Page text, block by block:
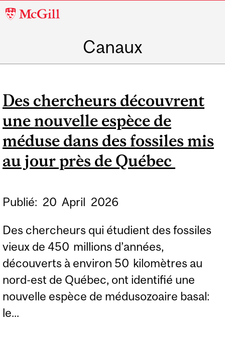
McGill
Canaux
Des chercheurs découvrent
une nouvelle espèce de
méduse dans des fossiles mis
au jour près de Québec
Publié: 20 April 2026
Des chercheurs qui étudient des fossiles
vieux de 450 millions d’années,
découverts à environ 50 kilomètres au
nord-est de Québec, ont identifié une
nouvelle espèce de médusozoaire basal:
le...